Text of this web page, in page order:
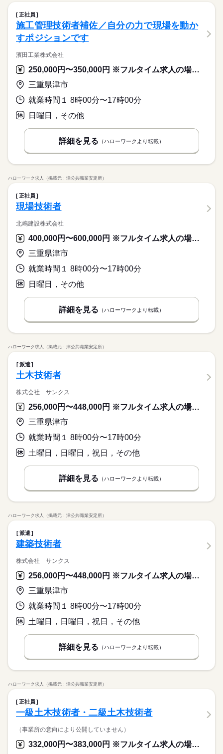
正社員
施工管理技術者補佐／自分の力で現場を動か
すポジションです
濱田工業株式会社
250,000円〜350,000円 ※フルタイム求人の場合は月額（換算額）、パート求人の場合は時間額を表示しています。
三重県津市
就業時間１ 8時00分〜17時00分
日曜日，その他
詳細を見る （ハローワークより転載）
ハローワーク求人（掲載元：津公共職業安定所）
正社員
現場技術者
北嶋建設株式会社
400,000円〜600,000円 ※フルタイム求人の場合は月額（換算額）、パート求人の場合は時間額を表示しています。
三重県津市
就業時間１ 8時00分〜17時00分
日曜日，その他
詳細を見る （ハローワークより転載）
ハローワーク求人（掲載元：津公共職業安定所）
派遣
土木技術者
株式会社 サンクス
256,000円〜448,000円 ※フルタイム求人の場合は月額（換算額）、パート求人の場合は時間額を表示しています。
三重県津市
就業時間１ 8時00分〜17時00分
土曜日，日曜日，祝日，その他
詳細を見る （ハローワークより転載）
ハローワーク求人（掲載元：津公共職業安定所）
派遣
建築技術者
株式会社 サンクス
256,000円〜448,000円 ※フルタイム求人の場合は月額（換算額）、パート求人の場合は時間額を表示しています。
三重県津市
就業時間１ 8時00分〜17時00分
土曜日，日曜日，祝日，その他
詳細を見る （ハローワークより転載）
ハローワーク求人（掲載元：津公共職業安定所）
正社員
一級土木技術者・二級土木技術者
（事業所の意向により公開していません）
332,000円〜383,000円 ※フルタイム求人の場合は月額（換算額）、パート求人の場合は時間額を表示しています。